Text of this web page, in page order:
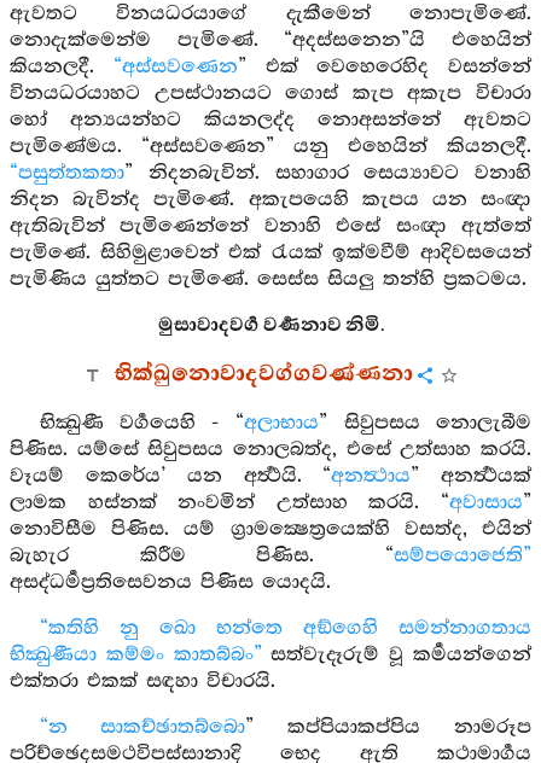
ඇවතට විනයධරයාගේ දැකීමෙන් නොපැමිණේ.
නොදැක්මෙන්ම පැමිණේ. “අදස්සනෙන”යි එහෙයින්
කියනලදී. “අස්සවණෙන” එක් වෙහෙරෙහිද වසන්නේ
විනයධරයාහට උපස්ථානයට ගොස් කැප අකැප විචාරා
හෝ අන්‍යයන්හට කියනලද්ද නොඅසන්නේ ඇවතට
පැමිණේමය. “අස්සවණෙන” යනු එහෙයින් කියනලදී.
“පසුත්තකතා” නිදනබැවින්. සහාගාර සෙය්‍යාවට වනාහි
නිදන බැවින්ද පැමිණේ. අකැපයෙහි කැපය යන සංඥා
ඇතිබැවින් පැමිණෙන්නේ වනාහි එසේ සංඥා ඇත්තේ
පැමිණේ. සිහිමුළාවෙන් එක් රැයක් ඉක්මවීම් ආදිවසයෙන්
පැමිණිය යුත්තට පැමිණේ. සෙස්ස සියලු තන්හි ප්‍රකටමය.
මුසාවාදවර්‍ග වර්‍ණනාව නිමි.
භික්ඛුනොවාදවග්ගවණ්ණනා
භික්‍ඛුණී වර්‍ගයෙහි - “අලාභාය” සිවුපසය නොලැබීම
පිණිස. යම්සේ සිවුපසය නොලබත්ද, එසේ උත්සාහ කරයි.
වෑයම් කෙරේය’ යන අර්‍ත්‍ථයි. “අනත්‍ථාය” අනර්‍ත්‍ථයක්
ලාමක හස්නක් නංවමින් උත්සාහ කරයි. “අවාසාය”
නොවිසීම පිණිස. යම් ග්‍රාමක්‍ෂෙත්‍රයෙක්හි වසත්ද, එයින්
බැහැර කිරීම පිණිස. “සම්පයොජෙති”
අසද්ධර්‍මප්‍රතිසෙවනය පිණිස යොදයි.
“කතිහි නු ඛො භන්තෙ අඞ්ගෙහි සමන්නාගතාය
භික්‍ඛුණීයා කම්මං කාතබ්බං” සත්වැදෑරුම් වූ කර්‍මයන්ගෙන්
එක්තරා එකක් සඳහා විචාරයි.
“න සාකච්ඡාතබ්බො” කප්පියාකප්පිය නාමරූප
පරිච්ඡෙදසමථවිපස්සානාදි භෙද ඇති කථාමාර්‍ගය